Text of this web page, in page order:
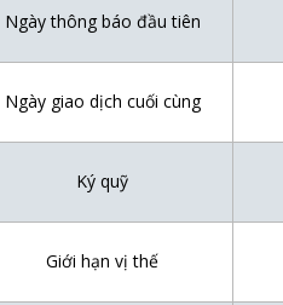
Ngày thông báo đầu tiên
Ngày giao dịch cuối cùng
Ký quỹ
Giới hạn vị thế